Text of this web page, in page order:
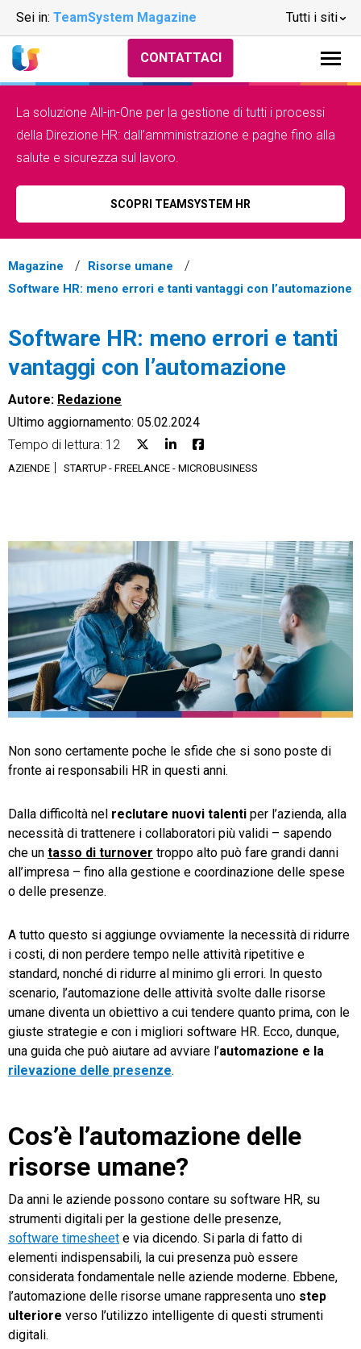
Sei in: TeamSystem Magazine Tutti i siti
CRM
Fatturazione
Financial Solutions
HR
Trust Services
TeamSystem Corporate
TeamSystem Store
CONTATTACI
La soluzione All-in-One per la gestione di tutti i processi
della Direzione HR: dall’amministrazione e paghe fino alla
salute e sicurezza sul lavoro.
SCOPRI TEAMSYSTEM HR
Magazine
Risorse umane
Software HR: meno errori e tanti vantaggi con l’automazione
Software HR: meno errori e tanti
vantaggi con l’automazione
Autore: Redazione
Ultimo aggiornamento: 05.02.2024
Tempo di lettura: 12
AZIENDE STARTUP - FREELANCE - MICROBUSINESS
Non sono certamente poche le sfide che si sono poste di
fronte ai responsabili HR in questi anni.
Dalla difficoltà nel reclutare nuovi talenti per l’azienda, alla
necessità di trattenere i collaboratori più validi – sapendo
che un tasso di turnover troppo alto può fare grandi danni
all’impresa – fino alla gestione e coordinazione delle spese
o delle presenze.
A tutto questo si aggiunge ovviamente la necessità di ridurre
i costi, di non perdere tempo nelle attività ripetitive e
standard, nonché di ridurre al minimo gli errori. In questo
scenario, l’automazione delle attività svolte dalle risorse
umane diventa un obiettivo a cui tendere quanto prima, con le
giuste strategie e con i migliori software HR. Ecco, dunque,
una guida che può aiutare ad avviare l’automazione e la
rilevazione delle presenze.
Cos’è l’automazione delle
risorse umane?
Da anni le aziende possono contare su software HR, su
strumenti digitali per la gestione delle presenze,
software timesheet e via dicendo. Si parla di fatto di
elementi indispensabili, la cui presenza può essere
considerata fondamentale nelle aziende moderne. Ebbene,
l’automazione delle risorse umane rappresenta uno step
ulteriore verso l’utilizzo intelligente di questi strumenti
digitali.